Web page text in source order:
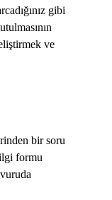
gibi
ve
bir soru
formu